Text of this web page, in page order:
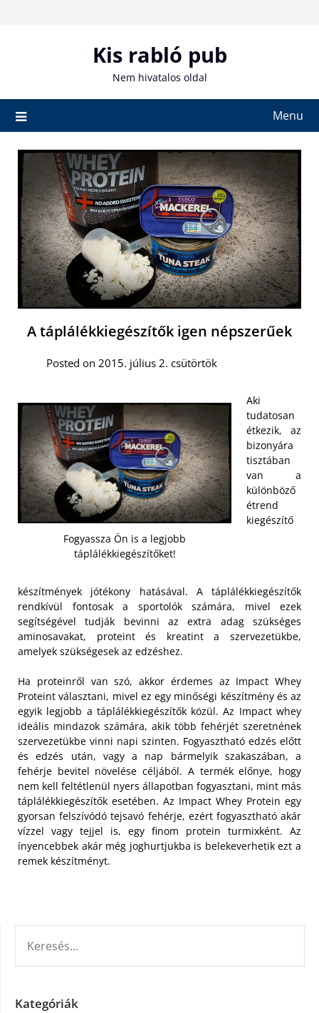
Kis rabló pub
Nem hivatalos oldal
Menu
A táplálékkiegészítők igen népszerűek
Posted on 2015. július 2. csütörtök
Fogyassza Ön is a legjobb
táplálékkiegészítőket!
Aki
tudatosan
étkezik, az
bizonyára
tisztában
van a
különböző
étrend
kiegészítő
készítmények jótékony hatásával. A táplálékkiegészítők
rendkívül fontosak a sportolók számára, mivel ezek
segítségével tudják bevinni az extra adag szükséges
aminosavakat, proteint és kreatint a szervezetükbe,
amelyek szükségesek az edzéshez.
Ha proteinről van szó, akkor érdemes az Impact Whey
Proteint választani, mivel ez egy minőségi készítmény és az
egyik legjobb a táplálékkiegészítők közül. Az Impact whey
ideális mindazok számára, akik több fehérjét szeretnének
szervezetükbe vinni napi szinten. Fogyasztható edzés előtt
és edzés után, vagy a nap bármelyik szakaszában, a
fehérje bevitel növelése céljából. A termék előnye, hogy
nem kell feltétlenül nyers állapotban fogyasztani, mint más
táplálékkiegészítők esetében. Az Impact Whey Protein egy
gyorsan felszívódó tejsavó fehérje, ezért fogyasztható akár
vízzel vagy tejjel is, egy finom protein turmixként. Az
ínyencebbek akár még joghurtjukba is belekeverhetik ezt a
remek készítményt.
Kategóriák